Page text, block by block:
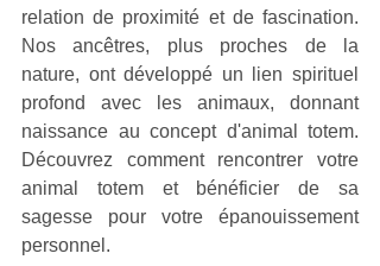
relation de proximité et de fascination.
Nos ancêtres, plus proches de la
nature, ont développé un lien spirituel
profond avec les animaux, donnant
naissance au concept d'animal totem.
Découvrez comment rencontrer votre
animal totem et bénéficier de sa
sagesse pour votre épanouissement
personnel.